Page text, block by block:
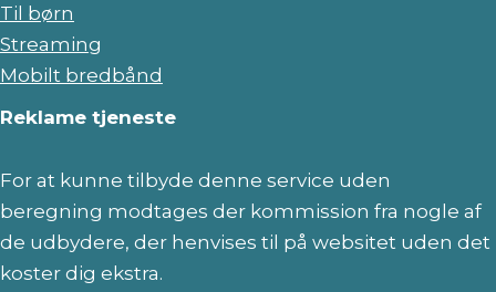
Til børn
Streaming
Mobilt bredbånd
Reklame tjeneste
For at kunne tilbyde denne service uden
beregning modtages der kommission fra nogle af
de udbydere, der henvises til på websitet uden det
koster dig ekstra.